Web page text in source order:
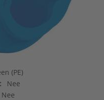
(PE)
Nee
Nee